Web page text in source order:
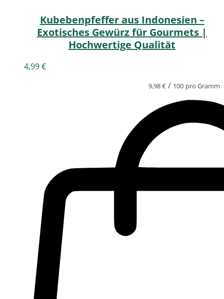
Kubebenpfeffer aus Indonesien –
Exotisches Gewürz für Gourmets |
Hochwertige Qualität
4,99€
9,98€ / 100 pro Gramm